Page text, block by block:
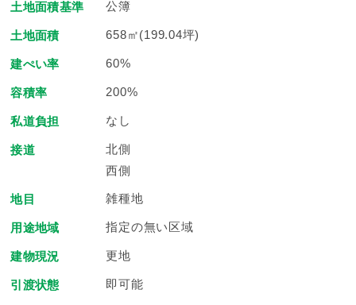
土地面積基準 公簿
土地面積 658㎡(199.04坪)
建ぺい率 60%
容積率 200%
私道負担 なし
接道
北側
西側
地目 雑種地
用途地域 指定の無い区域
建物現況 更地
引渡状態 即可能